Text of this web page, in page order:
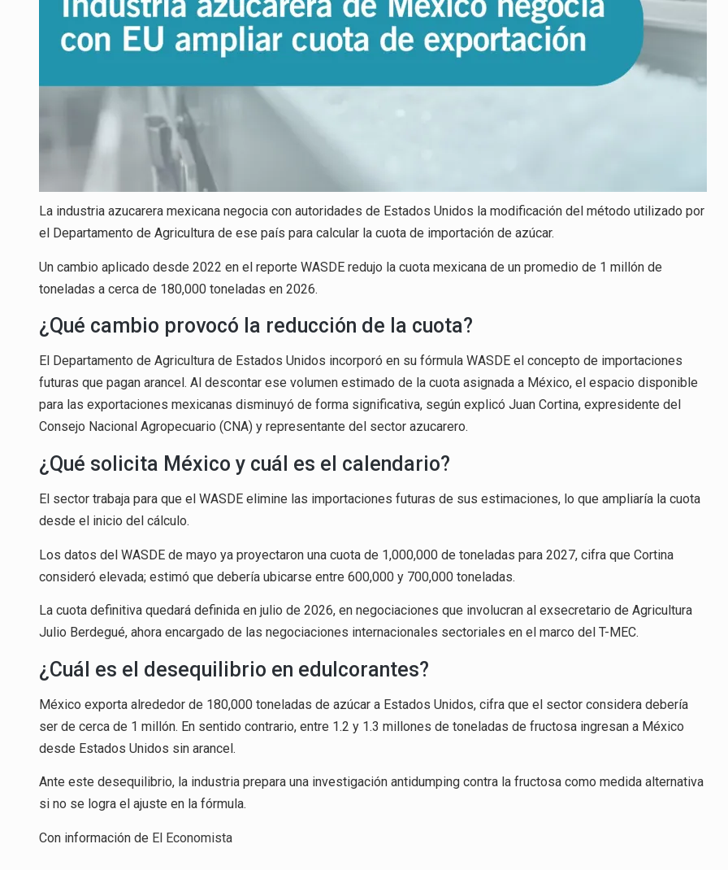
La industria azucarera mexicana negocia con autoridades de Estados Unidos la modificación del método utilizado por
el Departamento de Agricultura de ese país para calcular la cuota de importación de azúcar.
Un cambio aplicado desde 2022 en el reporte WASDE redujo la cuota mexicana de un promedio de 1 millón de
toneladas a cerca de 180,000 toneladas en 2026.
¿Qué cambio provocó la reducción de la cuota?
El Departamento de Agricultura de Estados Unidos incorporó en su fórmula WASDE el concepto de importaciones
futuras que pagan arancel. Al descontar ese volumen estimado de la cuota asignada a México, el espacio disponible
para las exportaciones mexicanas disminuyó de forma significativa, según explicó Juan Cortina, expresidente del
Consejo Nacional Agropecuario (CNA) y representante del sector azucarero.
¿Qué solicita México y cuál es el calendario?
El sector trabaja para que el WASDE elimine las importaciones futuras de sus estimaciones, lo que ampliaría la cuota
desde el inicio del cálculo.
Los datos del WASDE de mayo ya proyectaron una cuota de 1,000,000 de toneladas para 2027, cifra que Cortina
consideró elevada; estimó que debería ubicarse entre 600,000 y 700,000 toneladas.
La cuota definitiva quedará definida en julio de 2026, en negociaciones que involucran al exsecretario de Agricultura
Julio Berdegué, ahora encargado de las negociaciones internacionales sectoriales en el marco del T-MEC.
¿Cuál es el desequilibrio en edulcorantes?
México exporta alrededor de 180,000 toneladas de azúcar a Estados Unidos, cifra que el sector considera debería
ser de cerca de 1 millón. En sentido contrario, entre 1.2 y 1.3 millones de toneladas de fructosa ingresan a México
desde Estados Unidos sin arancel.
Ante este desequilibrio, la industria prepara una investigación antidumping contra la fructosa como medida alternativa
si no se logra el ajuste en la fórmula.
Con información de El Economista